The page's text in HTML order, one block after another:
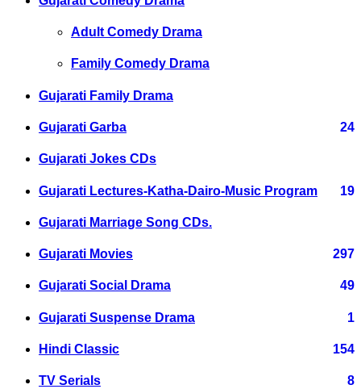
Adult Comedy Drama
Family Comedy Drama
Gujarati Family Drama
Gujarati Garba 24
Gujarati Jokes CDs
Gujarati Lectures-Katha-Dairo-Music Program 19
Gujarati Marriage Song CDs.
Gujarati Movies 297
Gujarati Social Drama 49
Gujarati Suspense Drama 1
Hindi Classic 154
TV Serials 8